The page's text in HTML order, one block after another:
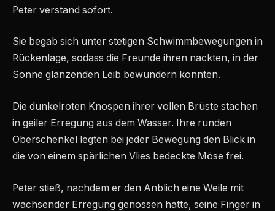
Peter verstand sofort.
Sie begab sich unter stetigen Schwimmbewegungen in
Rückenlage, sodass die Freunde ihren nackten, in der
Sonne glänzenden Leib bewundern konnten.
Die dunkelroten Knospen ihrer vollen Brüste stachen
in geiler Erregung aus dem Wasser. Ihre runden
Oberschenkel legten bei jeder Bewegung den Blick in
die von einem spärlichen Vlies bedeckte Möse frei.
Peter stieß, nachdem er den Anblich eine Weile mit
wachsender Erregung genossen hatte, seine Finger in